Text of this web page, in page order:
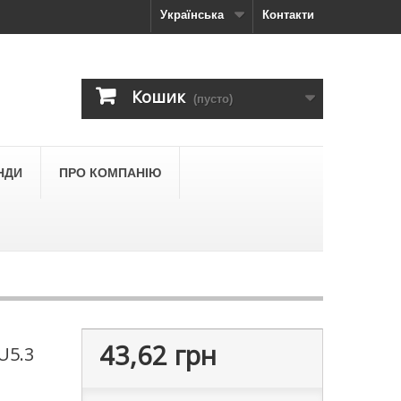
Контакти
Українська
Кошик (пусто)
ПРО КОМПАНІЮ
43,62 грн